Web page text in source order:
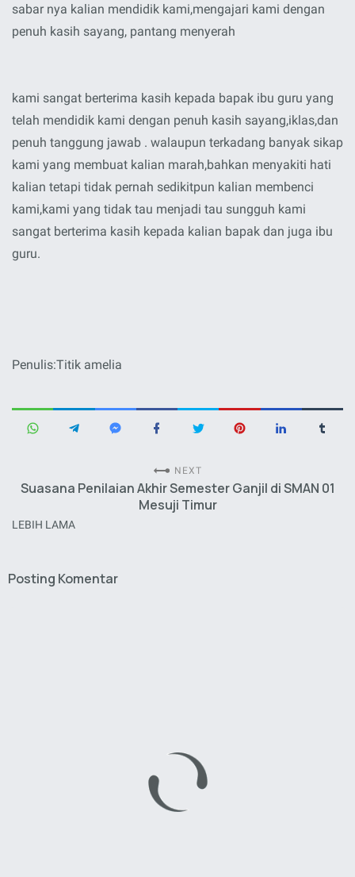
sabar nya kalian mendidik kami,mengajari kami dengan
penuh kasih sayang, pantang menyerah
kami sangat berterima kasih kepada bapak ibu guru yang
telah mendidik kami dengan penuh kasih sayang,iklas,dan
penuh tanggung jawab . walaupun terkadang banyak sikap
kami yang membuat kalian marah,bahkan menyakiti hati
kalian tetapi tidak pernah sedikitpun kalian membenci
kami,kami yang tidak tau menjadi tau sungguh kami
sangat berterima kasih kepada kalian bapak dan juga ibu
guru.
Penulis:Titik amelia
NEXT
Suasana Penilaian Akhir Semester Ganjil di SMAN 01
Mesuji Timur
LEBIH LAMA
Posting Komentar